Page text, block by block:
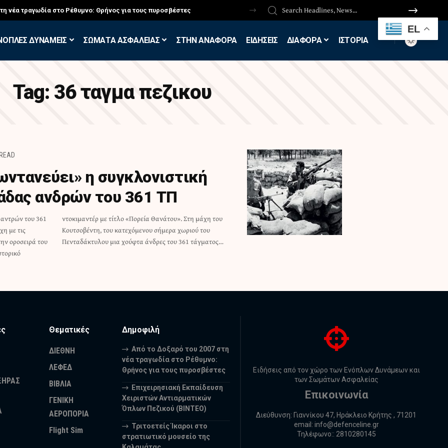
νέα τραγωδία στο Ρέθυμνο: Θρήνος για τους πυροσβέστες
ΔΥΝΑΜΕΙΣ ΣΩΜΑΤΑ ΑΣΦΑΛΕΙΑΣ ΣΤΗΝ ΑΝΑΦΟΡΑ ΕΙΔΗΣΕΙΣ ΔΙΑΦΟΡΑ ΙΣΤΟΡΙΑ
Tag: 36 ταγμα πεζικου
η συγκλονιστική
ανδρών του 361 ΤΠ
του 361
με τις
οροσειρά του
Στη μάχη του
του
Πενταδάκτυλου μια χούφτα άνδρες του 361 τάγματος…
Θεματικές
ΔΙΕΘΝΗ
ΛΕΦΕΔ
ΒΙΒΛΙΑ
ΓΕΝΙΚΗ
ΑΕΡΟΠΟΡΙΑ
Flight Sim
Δημοφιλή
Από το Δοξαρό του 2007 στη
νέα τραγωδία στο Ρέθυμνο:
Θρήνος για τους πυροσβέστες
Επιχειρησιακή Εκπαίδευση
Χειριστών Αντιαρματικών
Όπλων Πεζικού (ΒΙΝΤΕΟ)
Τριτοετείς Ίκαροι στο
στρατιωτικό μουσείο της
Ειδήσεις από τον χώρο των Ενόπλων Δυνάμεων και
των Σωμάτων Ασφαλείας
Επικοινωνία
Διεύθυνση: Γιαννίκου 47, Ηράκλειο Κρήτης , 71201
email: info@defenceline.gr
Τηλέφωνο:: 2810280145
EL